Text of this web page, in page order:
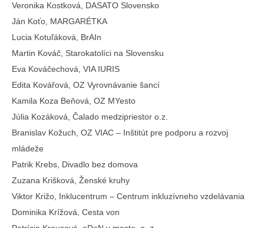
Veronika Kostková, DASATO Slovensko
Ján Koťo, MARGARÉTKA
Lucia Kotuľáková, BrAIn
Martin Kováč, Starokatolíci na Slovensku
Eva Kováčechová, VIA IURIS
Edita Kovářová, OZ Vyrovnávanie šancí
Kamila Koza Beňová, OZ MYesto
Júlia Kozáková, Čalado medzipriestor o.z.
Branislav Kožuch, OZ VIAC – Inštitút pre podporu a rozvoj
mládeže
Patrik Krebs, Divadlo bez domova
Zuzana Krišková, Ženské kruhy
Viktor Križo, Inklucentrum – Centrum inkluzívneho vzdelávania
Dominika Krížová, Cesta von